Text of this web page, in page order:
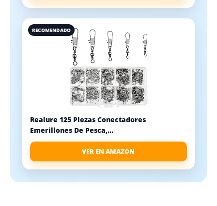
RECOMENDADO
Realure 125 Piezas Conectadores
Emerillones De Pesca,...
VER EN AMAZON